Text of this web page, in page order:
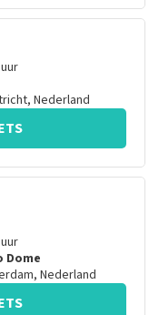
uur
, Nederland
uur
Dome
, Nederland